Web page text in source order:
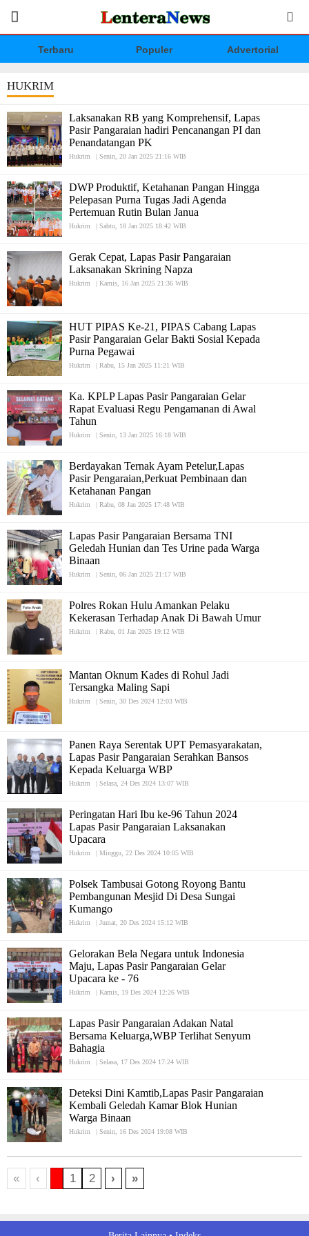
Terbaru Populer Advertorial
HUKRIM
Laksanakan RB yang Komprehensif, Lapas
Pasir Pangaraian hadiri Pencanangan PI dan
Penandatangan PK
Hukrim | Senin, 20 Jan 2025 21:16 WIB
DWP Produktif, Ketahanan Pangan Hingga
Pelepasan Purna Tugas Jadi Agenda
Pertemuan Rutin Bulan Janua
Hukrim | Sabtu, 18 Jan 2025 18:42 WIB
Gerak Cepat, Lapas Pasir Pangaraian
Laksanakan Skrining Napza
Hukrim | Kamis, 16 Jan 2025 21:36 WIB
HUT PIPAS Ke-21, PIPAS Cabang Lapas
Pasir Pangaraian Gelar Bakti Sosial Kepada
Purna Pegawai
Hukrim | Rabu, 15 Jan 2025 11:21 WIB
Ka. KPLP Lapas Pasir Pangaraian Gelar
Rapat Evaluasi Regu Pengamanan di Awal
Tahun
Hukrim | Senin, 13 Jan 2025 16:18 WIB
Berdayakan Ternak Ayam Petelur,Lapas
Pasir Pengaraian,Perkuat Pembinaan dan
Ketahanan Pangan
Hukrim | Rabu, 08 Jan 2025 17:48 WIB
Lapas Pasir Pangaraian Bersama TNI
Geledah Hunian dan Tes Urine pada Warga
Binaan
Hukrim | Senin, 06 Jan 2025 21:17 WIB
Polres Rokan Hulu Amankan Pelaku
Kekerasan Terhadap Anak Di Bawah Umur
Hukrim | Rabu, 01 Jan 2025 19:12 WIB
Mantan Oknum Kades di Rohul Jadi
Tersangka Maling Sapi
Hukrim | Senin, 30 Des 2024 12:03 WIB
Panen Raya Serentak UPT Pemasyarakatan,
Lapas Pasir Pangaraian Serahkan Bansos
Kepada Keluarga WBP
Hukrim | Selasa, 24 Des 2024 13:07 WIB
Peringatan Hari Ibu ke-96 Tahun 2024
Lapas Pasir Pangaraian Laksanakan
Upacara
Hukrim | Minggu, 22 Des 2024 10:05 WIB
Polsek Tambusai Gotong Royong Bantu
Pembangunan Mesjid Di Desa Sungai
Kumango
Hukrim | Jumat, 20 Des 2024 15:12 WIB
Gelorakan Bela Negara untuk Indonesia
Maju, Lapas Pasir Pangaraian Gelar
Upacara ke - 76
Hukrim | Kamis, 19 Des 2024 12:26 WIB
Lapas Pasir Pangaraian Adakan Natal
Bersama Keluarga,WBP Terlihat Senyum
Bahagia
Hukrim | Selasa, 17 Des 2024 17:24 WIB
Deteksi Dini Kamtib,Lapas Pasir Pangaraian
Kembali Geledah Kamar Blok Hunian
Warga Binaan
Hukrim | Senin, 16 Des 2024 19:08 WIB
« ‹ 1 2 › »